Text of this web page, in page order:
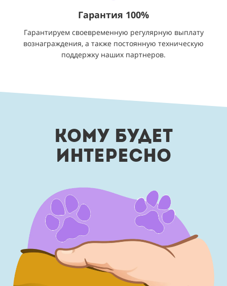
Гарантия 100%
Гарантируем своевременную регулярную выплату
вознаграждения, а также постоянную техническую
поддержку наших партнеров.
КОМУ БУДЕТ
ИНТЕРЕСНО